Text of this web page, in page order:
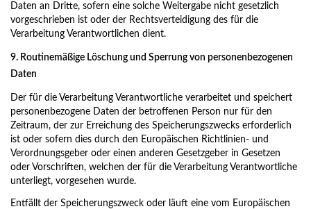
Daten an Dritte, sofern eine solche Weitergabe nicht gesetzlich
vorgeschrieben ist oder der Rechtsverteidigung des für die
Verarbeitung Verantwortlichen dient.
9. Routinemäßige Löschung und Sperrung von personenbezogenen
Daten
Der für die Verarbeitung Verantwortliche verarbeitet und speichert
personenbezogene Daten der betroffenen Person nur für den
Zeitraum, der zur Erreichung des Speicherungszwecks erforderlich
ist oder sofern dies durch den Europäischen Richtlinien- und
Verordnungsgeber oder einen anderen Gesetzgeber in Gesetzen
oder Vorschriften, welchen der für die Verarbeitung Verantwortliche
unterliegt, vorgesehen wurde.
Entfällt der Speicherungszweck oder läuft eine vom Europäischen